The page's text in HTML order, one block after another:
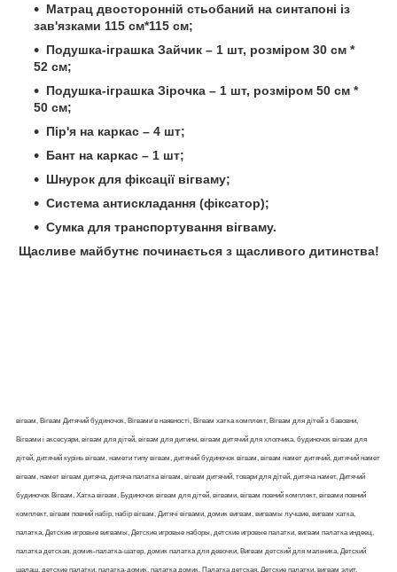
Матрац двосторонній стьобаний на синтапоні із
зав'язками 115 см*115 см;
Подушка-іграшка Зайчик – 1 шт, розміром 30 см *
52 см;
Подушка-іграшка Зірочка – 1 шт, розміром 50 см *
50 см;
Пір'я на каркас – 4 шт;
Бант на каркас – 1 шт;
Шнурок для фіксації вігваму;
Система антискладання (фіксатор);
Сумка для транспортування вігваму.
Щасливе майбутнє починається з щасливого дитинства!
вігвам, Вігвам Дитячий будиночок, Вігвами в наявності, Вігвам хатка комплект, Вігвам для дітей з бавовни,
Вігвами і аксесуари, вігвам для дітей, вігвам для дитини, вігвам дитячий для хлопчика, будиночок вігвам для
дітей, дитячий курінь вігвам, намети типу вігвам, дитячий будиночок вігвам, вігвам намет дитячий, дитячий намет
вігвам, намет вігвам дитяча, дитяча палатка вігвам, вігвам дитячий, товари для дітей, дитяча намет, Дитячий
будиночок Вігвам, Хатка вігвам, Будиночок вігвам для дітей, вігвами, вігвам повний комплект, вігвами повний
комплект, вігвам повний набір, набір вігвам, Дитячі вігвами, домик вигвам, вигвамы лучшие, вигвам хатка,
палатка, Детские игровые вигвамы, Детские игровые наборы, детские игровые палатки, вигвам палатка индеец,
палатка детская, домик-палатка-шатер, домик палатка для девочки, Вигвам детский для мальчика, Детский
шалаш, детские палатки, палатка-домик, палатка домик, Палатка детская, Детские палатки, вигвам элит,